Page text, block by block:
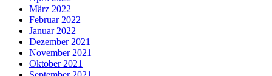
März 2022
Februar 2022
Januar 2022
Dezember 2021
November 2021
Oktober 2021